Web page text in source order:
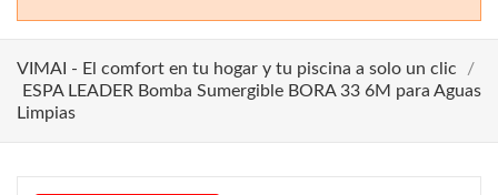
VIMAI - El comfort en tu hogar y tu piscina a solo un clic
ESPA LEADER Bomba Sumergible BORA 33 6M para Aguas
Limpias